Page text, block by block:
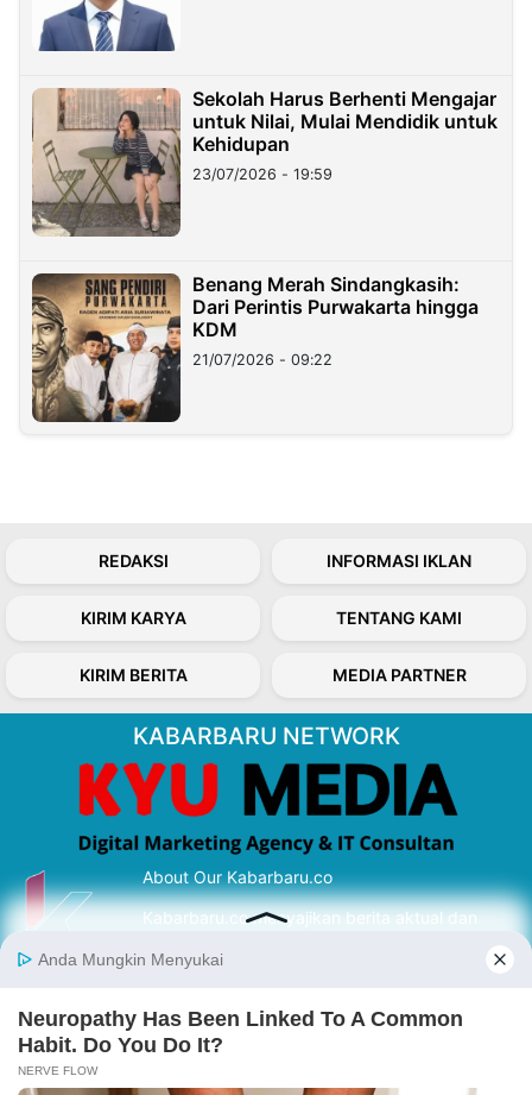
Sekolah Harus Berhenti Mengajar
untuk Nilai, Mulai Mendidik untuk
Kehidupan
23/07/2026 - 19:59
Benang Merah Sindangkasih:
Dari Perintis Purwakarta hingga
KDM
21/07/2026 - 09:22
REDAKSI INFORMASI IKLAN
KIRIM KARYA TENTANG KAMI
KIRIM BERITA MEDIA PARTNER
KABARBARU NETWORK
About Our Kabarbaru.co
Kabarbaru.co menyajikan berita aktual dan
serta terverifikasi dari sumber yang tepat.
Follow Kabarbaru